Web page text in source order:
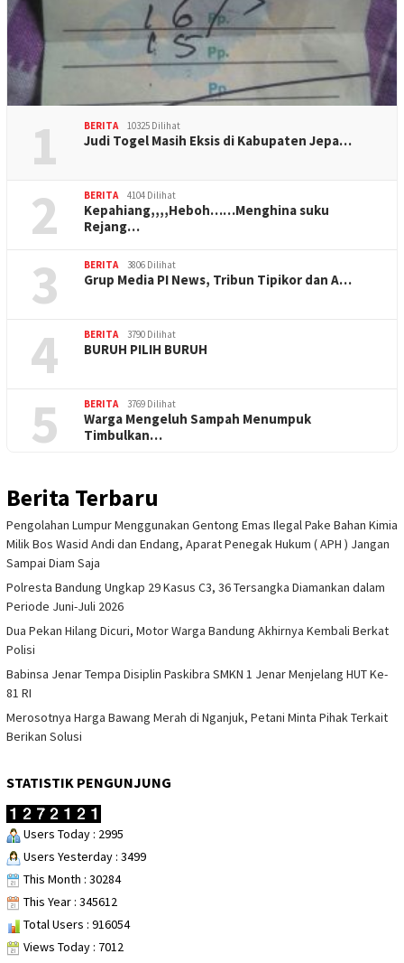
1 BERITA 10325 Dilihat
Judi Togel Masih Eksis di Kabupaten Jepa…
2 BERITA 4104 Dilihat
Kepahiang,,,,Heboh……Menghina suku
Rejang…
3 BERITA 3806 Dilihat
Grup Media PI News, Tribun Tipikor dan A…
4 BERITA 3790 Dilihat
BURUH PILIH BURUH
5 BERITA 3769 Dilihat
Warga Mengeluh Sampah Menumpuk
Timbulkan…
Berita Terbaru
Pengolahan Lumpur Menggunakan Gentong Emas Ilegal Pake Bahan Kimia
Milik Bos Wasid Andi dan Endang, Aparat Penegak Hukum ( APH ) Jangan
Sampai Diam Saja
Polresta Bandung Ungkap 29 Kasus C3, 36 Tersangka Diamankan dalam
Periode Juni-Juli 2026
Dua Pekan Hilang Dicuri, Motor Warga Bandung Akhirnya Kembali Berkat
Polisi
Babinsa Jenar Tempa Disiplin Paskibra SMKN 1 Jenar Menjelang HUT Ke-
81 RI
Merosotnya Harga Bawang Merah di Nganjuk, Petani Minta Pihak Terkait
Berikan Solusi
STATISTIK PENGUNJUNG
Users Today : 2995
Users Yesterday : 3499
This Month : 30284
This Year : 345612
Total Users : 916054
Views Today : 7012